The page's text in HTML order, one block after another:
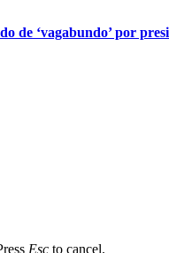
de ‘vagabundo’ por
Esc to cancel.